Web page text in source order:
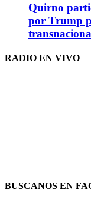
Quirno
por Trump
RADIO EN VIVO
BUSCANOS EN